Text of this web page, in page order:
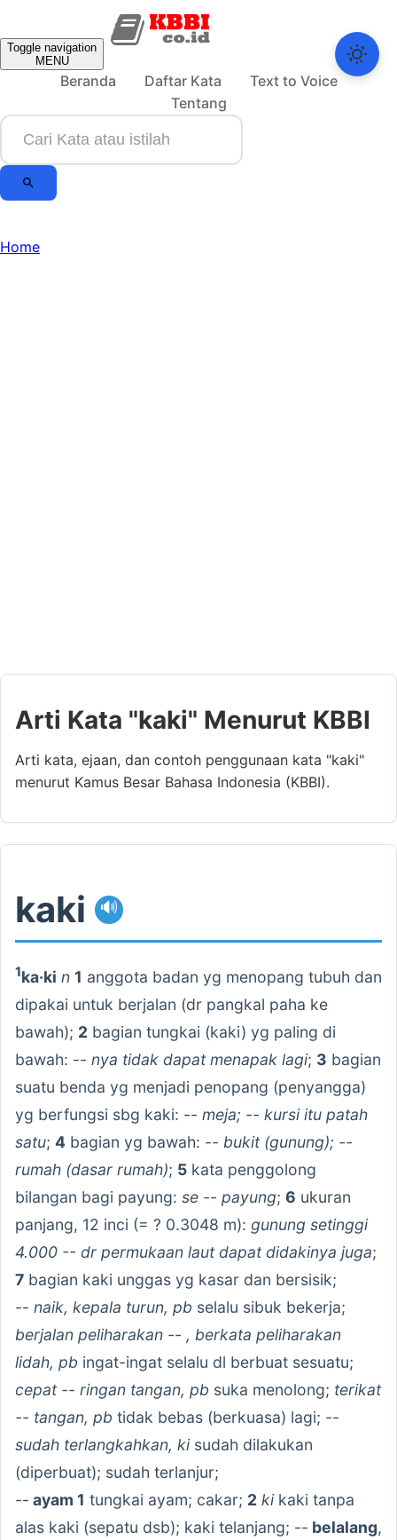
Toggle navigation
MENU
Beranda Daftar Kata
Text to Voice
Tentang
Home
Arti Kata "kaki" Menurut KBBI
Arti kata, ejaan, dan contoh penggunaan kata "kaki"
menurut Kamus Besar Bahasa Indonesia (KBBI).
kaki 🔊
1ka·ki n 1 anggota badan yg menopang tubuh dan
dipakai untuk berjalan (dr pangkal paha ke
bawah); 2 bagian tungkai (kaki) yg paling di
bawah: -- nya tidak dapat menapak lagi; 3 bagian
suatu benda yg menjadi penopang (penyangga)
yg berfungsi sbg kaki: -- meja; -- kursi itu patah
satu; 4 bagian yg bawah: -- bukit (gunung); --
rumah (dasar rumah); 5 kata penggolong
bilangan bagi payung: se -- payung; 6 ukuran
panjang, 12 inci (= ? 0.3048 m): gunung setinggi
4.000 -- dr permukaan laut dapat didakinya juga;
7 bagian kaki unggas yg kasar dan bersisik;
-- naik, kepala turun, pb selalu sibuk bekerja;
berjalan peliharakan -- , berkata peliharakan
lidah, pb ingat-ingat selalu dl berbuat sesuatu;
cepat -- ringan tangan, pb suka menolong; terikat
-- tangan, pb tidak bebas (berkuasa) lagi; --
sudah terlangkahkan, kisudah dilakukan
(diperbuat); sudah terlanjur;
-- ayam 1 tungkai ayam; cakar; 2 kikaki tanpa
alas kaki (sepatu dsb); kaki telanjang; -- belalang,